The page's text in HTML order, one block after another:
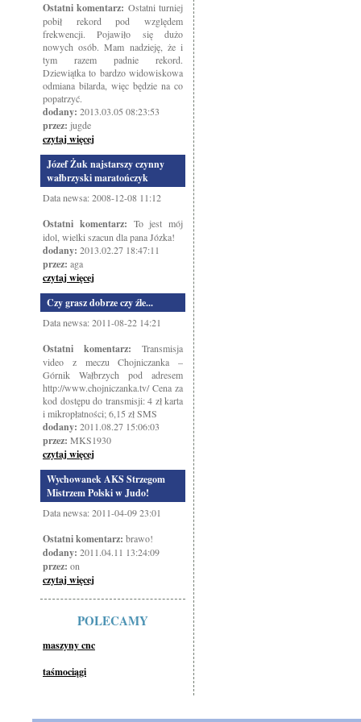
Ostatni komentarz: Ostatni turniej
pobił rekord pod względem
frekwencji. Pojawiło się dużo
nowych osób. Mam nadzieję, że i
tym razem padnie rekord.
Dziewiątka to bardzo widowiskowa
odmiana bilarda, więc będzie na co
popatrzyć.
dodany: 2013.03.05 08:23:53
przez: jugde
czytaj więcej
Józef Żuk najstarszy czynny
wałbrzyski maratończyk
Data newsa: 2008-12-08 11:12
Ostatni komentarz: To jest mój
idol, wielki szacun dla pana Józka!
dodany: 2013.02.27 18:47:11
przez: aga
czytaj więcej
Czy grasz dobrze czy źle...
Data newsa: 2011-08-22 14:21
Ostatni komentarz: Transmisja
video z meczu Chojniczanka –
Górnik Wałbrzych pod adresem
http://www.chojniczanka.tv/ Cena za
kod dostępu do transmisji: 4 zł karta
i mikropłatności; 6,15 zł SMS
dodany: 2011.08.27 15:06:03
przez: MKS1930
czytaj więcej
Wychowanek AKS Strzegom
Mistrzem Polski w Judo!
Data newsa: 2011-04-09 23:01
Ostatni komentarz: brawo!
dodany: 2011.04.11 13:24:09
przez: on
czytaj więcej
POLECAMY
maszyny cnc
taśmociągi